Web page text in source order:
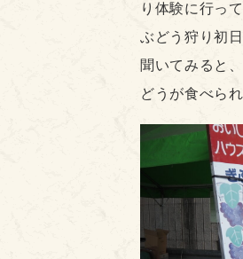
り体験に行っ
ぶどう狩り初
聞いてみると
どうが食べら